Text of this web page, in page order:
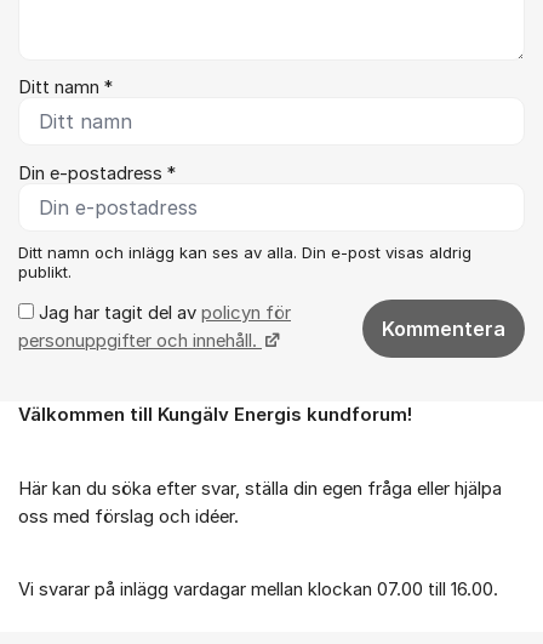
Ditt namn *
Din e-postadress *
Ditt namn och inlägg kan ses av alla. Din e-post visas aldrig
publikt.
Jag har tagit del av policyn för
personuppgifter och innehåll.
Kommentera
Om forumet
Välkommen till Kungälv Energis kundforum!
Här kan du söka efter svar, ställa din egen fråga eller hjälpa
oss med förslag och idéer.
Vi svarar på inlägg vardagar mellan klockan 07.00 till 16.00.